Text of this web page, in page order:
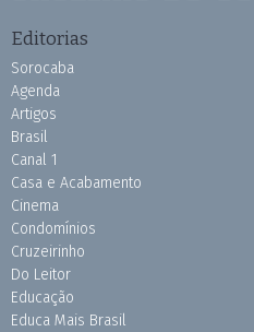
Editorias
Sorocaba
Agenda
Artigos
Brasil
Canal 1
Casa e Acabamento
Cinema
Condomínios
Cruzeirinho
Do Leitor
Educação
Educa Mais Brasil